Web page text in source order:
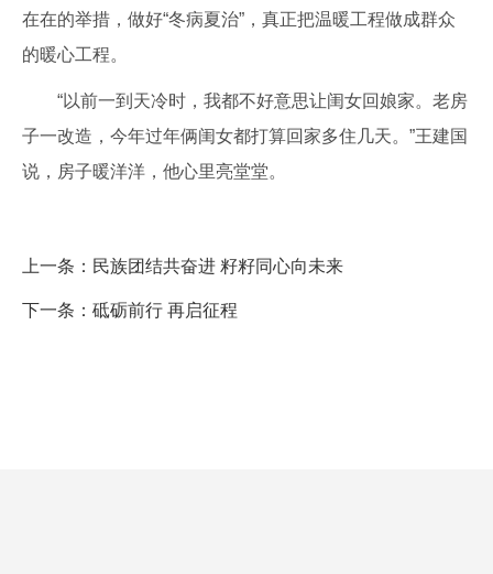
在在的举措，做好“冬病夏治”，真正把温暖工程做成群众
的暖心工程。
“以前一到天冷时，我都不好意思让闺女回娘家。老房
子一改造，今年过年俩闺女都打算回家多住几天。”王建国
说，房子暖洋洋，他心里亮堂堂。
上一条： 民族团结共奋进 籽籽同心向未来
下一条： 砥砺前行 再启征程